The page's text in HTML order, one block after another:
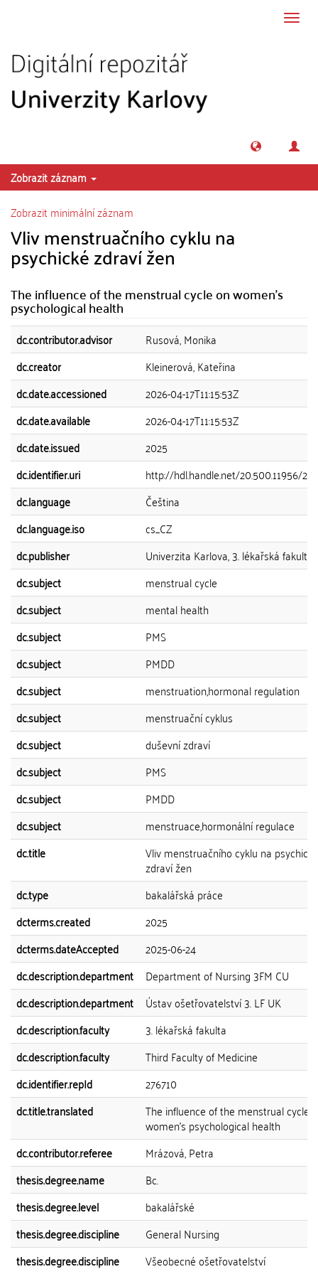
Zobrazit záznam
Zobrazit minimální záznam
Vliv menstruačního cyklu na
psychické zdraví žen
The influence of the menstrual cycle on women's
psychological health
dc.contributor.advisor
Rusová, Monika
dc.creator
Kleinerová, Kateřina
dc.date.accessioned
2026-04-17T11:15:53Z
dc.date.available
2026-04-17T11:15:53Z
dc.date.issued
2025
dc.identifier.uri
http://hdl.handle.net/20.500.11956/
dc.language
Čeština
dc.language.iso
cs_CZ
dc.publisher
Univerzita Karlova, 3. lékařská fakulta
dc.subject
menstrual cycle
dc.subject
mental health
dc.subject
PMS
dc.subject
PMDD
dc.subject
menstruation,hormonal regulation
dc.subject
menstruační cyklus
dc.subject
duševní zdraví
dc.subject
PMS
dc.subject
PMDD
dc.subject
menstruace,hormonální regulace
dc.title
Vliv menstruačního cyklu na psychické
zdraví žen
dc.type
bakalářská práce
dcterms.created
2025
dcterms.dateAccepted
2025-06-24
dc.description.department
Department of Nursing 3FM CU
dc.description.department
Ústav ošetřovatelství 3. LF UK
dc.description.faculty
3. lékařská fakulta
dc.description.faculty
Third Faculty of Medicine
dc.identifier.repId
276710
dc.title.translated
The influence of the menstrual cycle
women's psychological health
dc.contributor.referee
Mrázová, Petra
thesis.degree.name
Bc.
thesis.degree.level
bakalářské
thesis.degree.discipline
General Nursing
thesis.degree.discipline
Všeobecné ošetřovatelství